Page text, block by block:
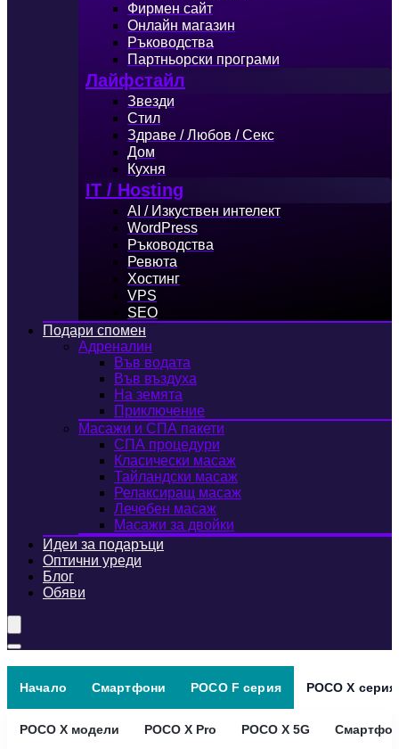
Фирмен сайт
Онлайн магазин
Ръководства
Партньорски програми
Лайфстайл
Звезди
Стил
Здраве / Любов / Секс
Дом
Кухня
IT / Hosting
AI / Изкуствен интелект
WordPress
Ръководства
Ревюта
Хостинг
VPS
SEO
Подари спомен
Адреналин
Във водата
Във въздуха
На земята
Приключение
Масажи и СПА пакети
СПА процедури
Класически масаж
Тайландски масаж
Релаксиращ масаж
Лечебен масаж
Масажи за двойки
Идеи за подаръци
Оптични уреди
Блог
Обяви
Начало Смартфони POCO F серия POCO X серия
POCO X модели POCO X Pro POCO X 5G